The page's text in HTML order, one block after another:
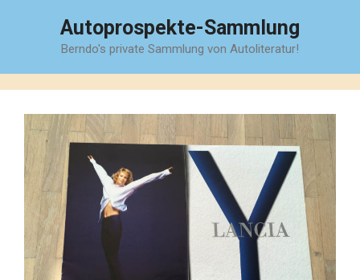
Autoprospekte-Sammlung
Berndo's private Sammlung von Autoliteratur!